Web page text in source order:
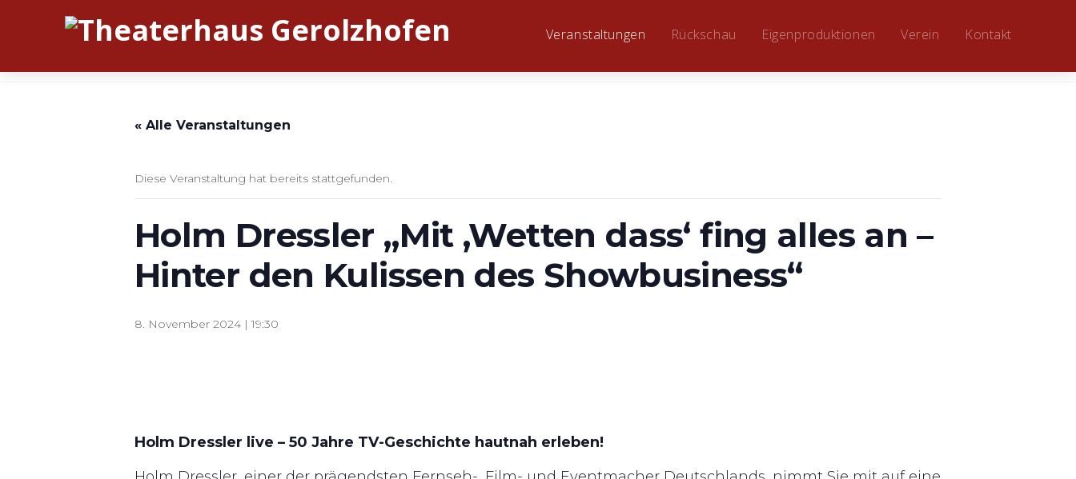
Veranstaltungen Rückschau Eigenproduktionen Verein Kontakt
« Alle Veranstaltungen
Diese Veranstaltung hat bereits stattgefunden.
Holm Dressler „Mit ‚Wetten dass‘ fing alles an –
Hinter den Kulissen des Showbusiness“
8. November 2024 | 19:30
Holm Dressler live – 50 Jahre TV-Geschichte hautnah erleben!